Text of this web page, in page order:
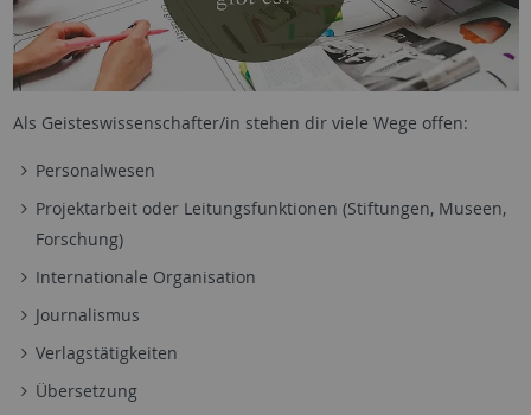
Als Geisteswissenschafter/in stehen dir viele Wege offen:
Personalwesen
Projektarbeit oder Leitungsfunktionen (Stiftungen, Museen,
Forschung)
Internationale Organisation
Journalismus
Verlagstätigkeiten
Übersetzung